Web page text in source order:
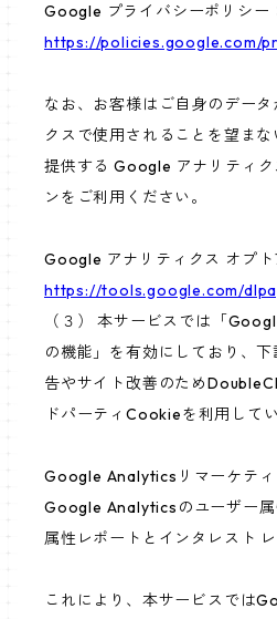
Google プライバシーポリシー
https://policies.google.com/
なお、お客様はご自身のデー
クスで使用されることを望ま
提供する Google アナリティ
ンをご利用ください。
Google アナリティクス オプト
https://tools.google.com/
（３） 本サービスでは「
の機能」を有効にしており、
告やサイト改善のため
ドパーティCookieを利用してい
Google Analyticsリマーケティ
Google Analyticsのユーザー属
属性レポートとインタレスト
これにより、本サービスでは